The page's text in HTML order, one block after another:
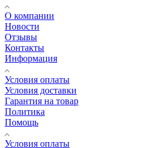
О компании
Новости
Отзывы
Контакты
Информация
Условия оплаты
Условия доставки
Гарантия на товар
Политика
Помощь
Условия оплаты